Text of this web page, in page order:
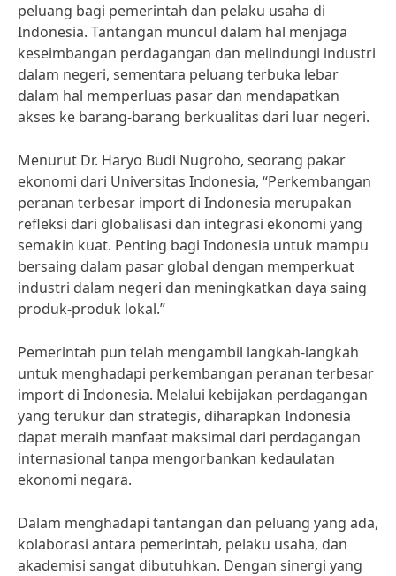
peluang bagi pemerintah dan pelaku usaha di
Indonesia. Tantangan muncul dalam hal menjaga
keseimbangan perdagangan dan melindungi industri
dalam negeri, sementara peluang terbuka lebar
dalam hal memperluas pasar dan mendapatkan
akses ke barang-barang berkualitas dari luar negeri.
Menurut Dr. Haryo Budi Nugroho, seorang pakar
ekonomi dari Universitas Indonesia, “Perkembangan
peranan terbesar import di Indonesia merupakan
refleksi dari globalisasi dan integrasi ekonomi yang
semakin kuat. Penting bagi Indonesia untuk mampu
bersaing dalam pasar global dengan memperkuat
industri dalam negeri dan meningkatkan daya saing
produk-produk lokal.”
Pemerintah pun telah mengambil langkah-langkah
untuk menghadapi perkembangan peranan terbesar
import di Indonesia. Melalui kebijakan perdagangan
yang terukur dan strategis, diharapkan Indonesia
dapat meraih manfaat maksimal dari perdagangan
internasional tanpa mengorbankan kedaulatan
ekonomi negara.
Dalam menghadapi tantangan dan peluang yang ada,
kolaborasi antara pemerintah, pelaku usaha, dan
akademisi sangat dibutuhkan. Dengan sinergi yang